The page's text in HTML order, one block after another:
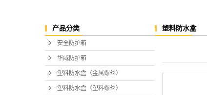
产品分类
安全防护箱
华威防护箱
塑料防水盒（金属螺丝）
塑料防水盒（塑料螺丝）
塑料防水盒